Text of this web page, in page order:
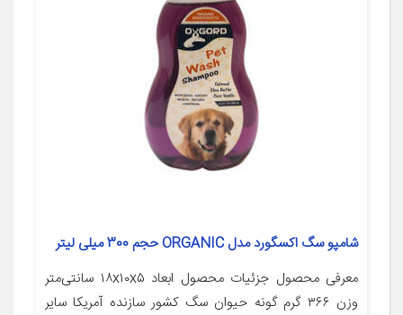
شامپو سگ اکسگورد مدل ORGANIC حجم 300 میلی لیتر
معرفی محصول جزئیات محصول ابعاد ۱۸x۱۰x۵ سانتی‌متر
وزن ۳۶۶ گرم گونه حیوان سگ کشور سازنده آمریکا سایر